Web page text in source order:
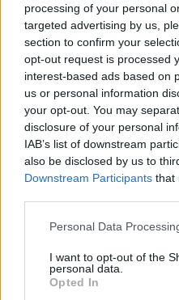
processing of your personal
targeted advertising by us,
section to confirm your
opt-out request is processed
interest-based ads based on
us or personal information
your opt-out. You may
disclosure of your personal
IAB’s list of downstream
also be disclosed by us to
Downstream Participants that
Please note that this
not limited to your visit or
grant or deny consent to
use your data for below
Personal Data
I want to opt-out of the
personal data.
Opted In
Το σκάνδαλο Weinstein
σημαντικότερες
21ου αιώνα και η
που συνεχίζει να
ζωής. Η ταινία θα
κινηματογράφους
στις